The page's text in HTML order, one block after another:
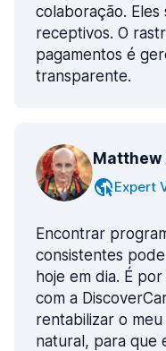
colaboração. Eles
receptivos. O
pagamentos é
transparente.
Matthew
Expert
Encontrar
consistentes
hoje em dia. É
com a
rentabilizar o
natural, para que